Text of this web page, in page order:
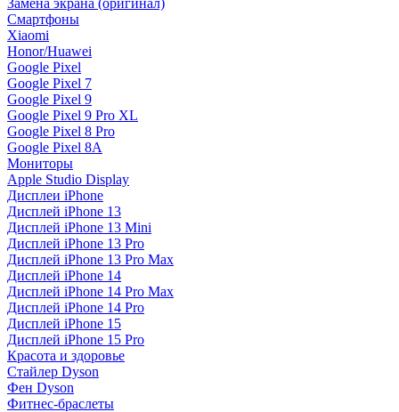
Замена экрана (оригинал)
Смартфоны
Xiaomi
Honor/Huawei
Google Pixel
Google Pixel 7
Google Pixel 9
Google Pixel 9 Pro XL
Google Pixel 8 Pro
Google Pixel 8A
Мониторы
Apple Studio Display
Дисплеи iPhone
Дисплей iPhone 13
Дисплей iPhone 13 Mini
Дисплей iPhone 13 Pro
Дисплей iPhone 13 Pro Max
Дисплей iPhone 14
Дисплей iPhone 14 Pro Max
Дисплей iPhone 14 Pro
Дисплей iPhone 15
Дисплей iPhone 15 Pro
Красота и здоровье
Стайлер Dyson
Фен Dyson
Фитнес-браслеты